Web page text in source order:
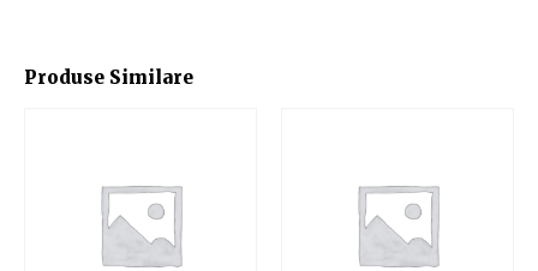
Produse Similare